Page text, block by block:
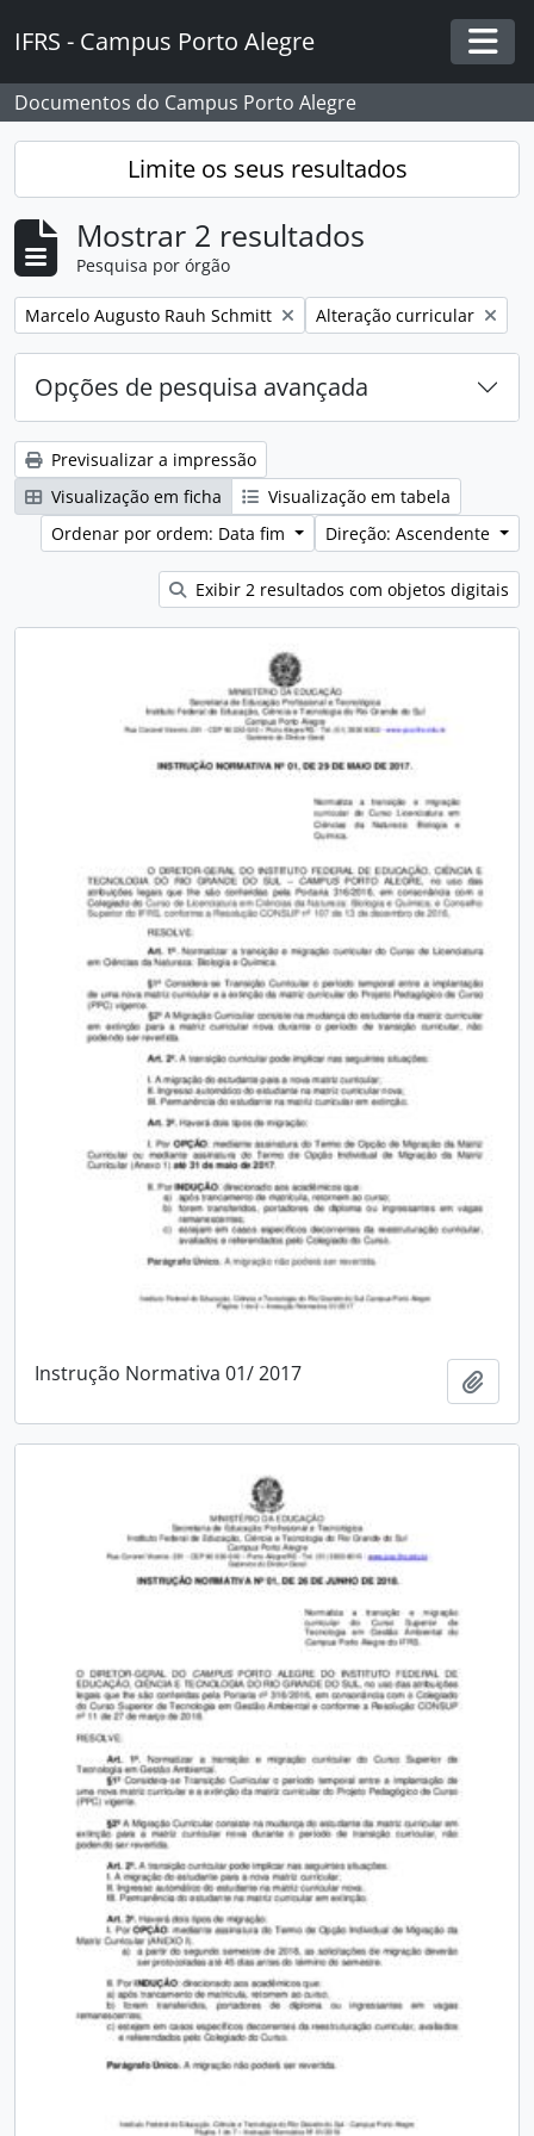
IFRS - Campus Porto Alegre
Documentos do Campus Porto Alegre
Limite os seus resultados
Mostrar 2 resultados
Pesquisa por órgão
Remover filtro:
Marcelo Augusto Rauh Schmitt Remover filtro:
Alteração curricular
Opções de pesquisa avançada
Previsualizar a impressão
Visualização em ficha
Visualização em tabela
Ordenar por ordem: Data fim
Direção: Ascendente
Exibir 2 resultados com objetos digitais
Instrução Normativa 01/ 2017